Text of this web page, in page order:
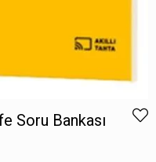
Soru Bankası